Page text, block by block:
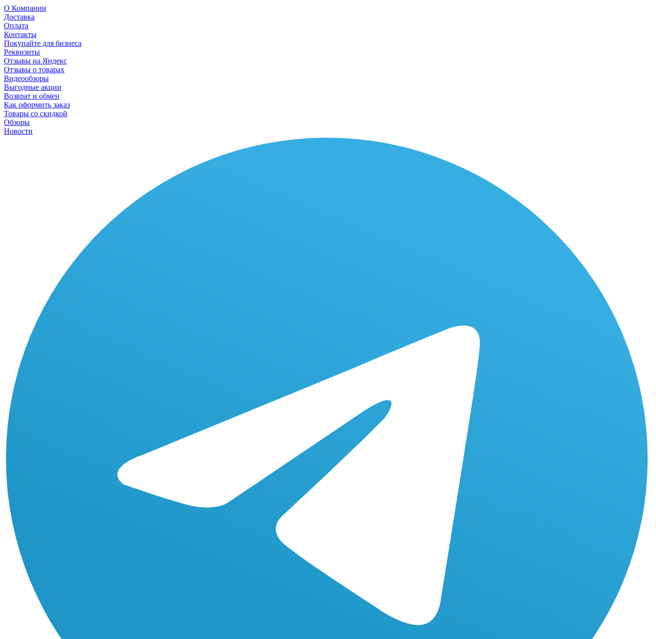
О Компании
Доставка
Оплата
Контакты
Покупайте для бизнеса
Реквизиты
Отзывы на Яндекс
Отзывы о товарах
Видеообзоры
Выгодные акции
Возврат и обмен
Как оформить заказ
Товары со скидкой
Обзоры
Новости